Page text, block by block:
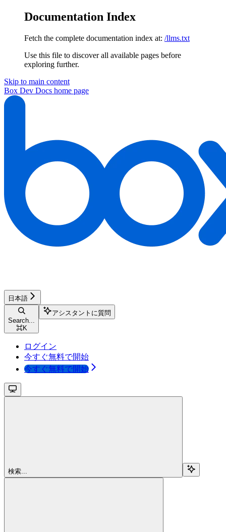
Documentation Index
Fetch the complete documentation index at: /llms.txt
Use this file to discover all available pages before
exploring further.
Skip to main content
Box Dev Docs home page
日本語
Search...
⌘K
アシスタントに質問
ログイン
今すぐ無料で開始
今すぐ無料で開始
検索...